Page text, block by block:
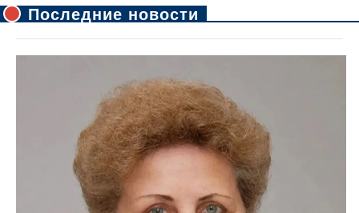
Последние новости